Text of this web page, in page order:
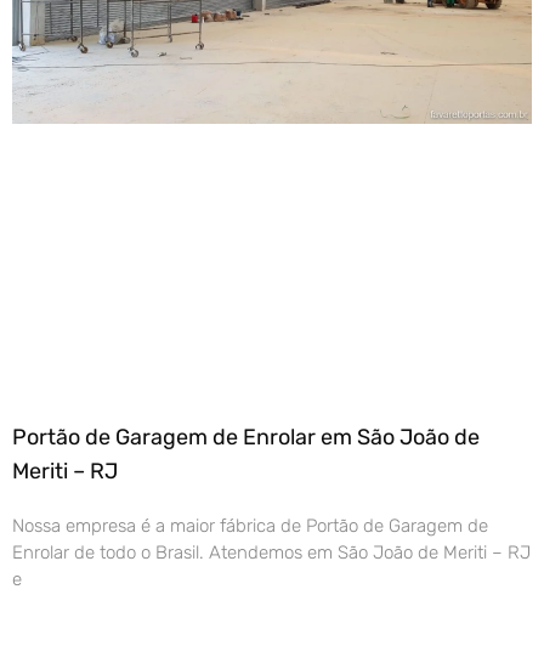
Portão de Garagem de Enrolar em São João de
Meriti – RJ
Nossa empresa é a maior fábrica de Portão de Garagem de
Enrolar de todo o Brasil. Atendemos em São João de Meriti – RJ
e